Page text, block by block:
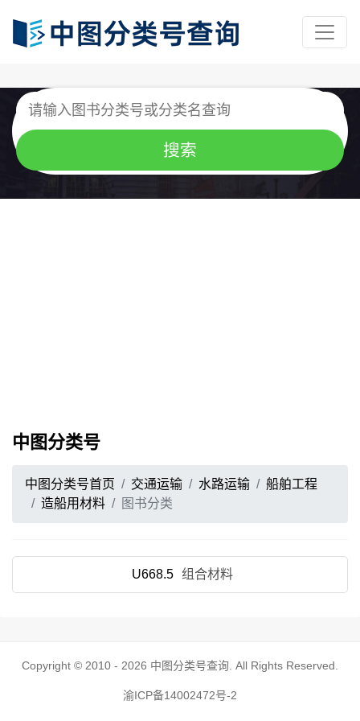
中图分类号
中图分类号首页 交通运输 水路运输
船舶工程
造船用材料
图书分类
U668.5 组合材料
Copyright © 2010 - 2026 中图分类号查询 . All Rights Reserved.
渝ICP备14002472号-2